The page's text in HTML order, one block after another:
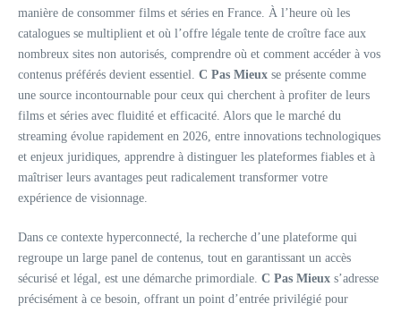
manière de consommer films et séries en France. À l’heure où les
catalogues se multiplient et où l’offre légale tente de croître face aux
nombreux sites non autorisés, comprendre où et comment accéder à vos
contenus préférés devient essentiel. C Pas Mieux se présente comme
une source incontournable pour ceux qui cherchent à profiter de leurs
films et séries avec fluidité et efficacité. Alors que le marché du
streaming évolue rapidement en 2026, entre innovations technologiques
et enjeux juridiques, apprendre à distinguer les plateformes fiables et à
maîtriser leurs avantages peut radicalement transformer votre
expérience de visionnage.
Dans ce contexte hyperconnecté, la recherche d’une plateforme qui
regroupe un large panel de contenus, tout en garantissant un accès
sécurisé et légal, est une démarche primordiale. C Pas Mieux s’adresse
précisément à ce besoin, offrant un point d’entrée privilégié pour